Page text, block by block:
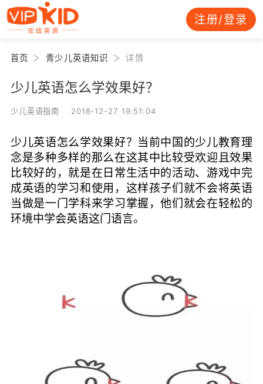
注册/登录
首页 青少儿英语知识 详情
少儿英语怎么学效果好？
少儿英语指南 2018-12-27 19:51:04
少儿英语怎么学效果好？当前中国的少儿教育理
念是多种多样的那么在这其中比较受欢迎且效果
比较好的，就是在日常生活中的活动、游戏中完
成英语的学习和使用，这样孩子们就不会将英语
当做是一门学科来学习掌握，他们就会在轻松的
环境中学会英语这门语言。